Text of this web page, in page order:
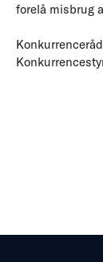
forelå misbrug